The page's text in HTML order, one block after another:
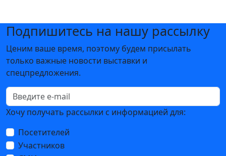
Подпишитесь на нашу рассылку
Ценим ваше время, поэтому будем присылать
только важные новости выставки и
спецпредложения.
Хочу получать рассылки с информацией для:
Посетителей
Участников